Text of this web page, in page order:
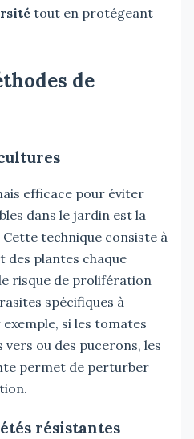
tout en protégeant
de
efficace pour éviter
dans le jardin est la
Cette technique consiste à
des plantes chaque
risque de prolifération
spécifiques à
si les tomates
ou des pucerons, les
permet de perturber
résistantes